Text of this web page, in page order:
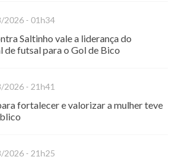
2026 - 01h34
Saltinho vale a liderança do
de futsal para o Gol de Bico
2026 - 21h41
fortalecer e valorizar a mulher teve
2026 - 21h25